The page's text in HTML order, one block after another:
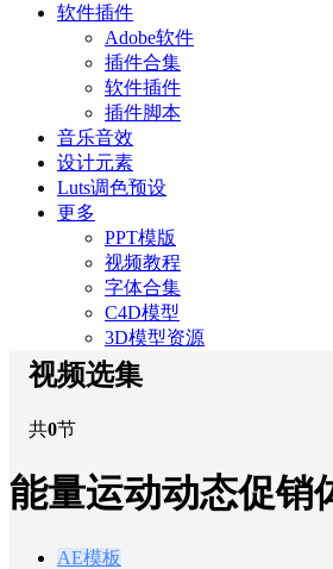
软件插件
Adobe软件
插件合集
软件插件
插件脚本
音乐音效
设计元素
Luts调色预设
更多
PPT模版
视频教程
字体合集
C4D模型
3D模型资源
视频选集
共0节
能量运动动态促销
AE模板